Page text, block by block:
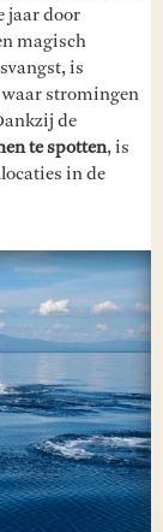
jaar door
magisch
is
waar stromingen
de
te spotten, is
in de